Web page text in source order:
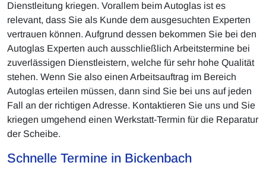
Dienstleitung kriegen. Vorallem beim Autoglas ist es
relevant, dass Sie als Kunde dem ausgesuchten Experten
vertrauen können. Aufgrund dessen bekommen Sie bei den
Autoglas Experten auch ausschließlich Arbeitstermine bei
zuverlässigen Dienstleistern, welche für sehr hohe Qualität
stehen. Wenn Sie also einen Arbeitsauftrag im Bereich
Autoglas erteilen müssen, dann sind Sie bei uns auf jeden
Fall an der richtigen Adresse. Kontaktieren Sie uns und Sie
kriegen umgehend einen Werkstatt-Termin für die Reparatur
der Scheibe.
Schnelle Termine in Bickenbach